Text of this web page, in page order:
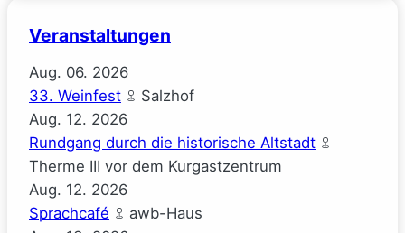
Veranstaltungen
Aug. 06. 2026
33. Weinfest
Salzhof
Aug. 12. 2026
Rundgang durch die historische Altstadt
Therme III vor dem Kurgastzentrum
Aug. 12. 2026
Sprachcafé
awb-Haus